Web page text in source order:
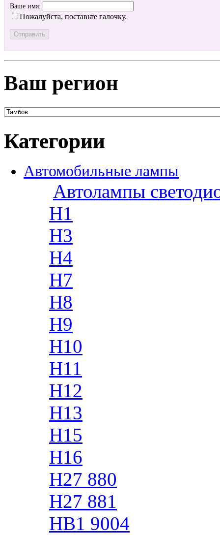
Ваше имя:
Пожалуйста, поставьте галочку.
Ваш регион
Категории
Автомобильные лампы
Автолампы
H1
H3
H4
H7
H8
H9
H10
H11
H12
H13
H15
H16
H27 880
H27 881
HB1 9004